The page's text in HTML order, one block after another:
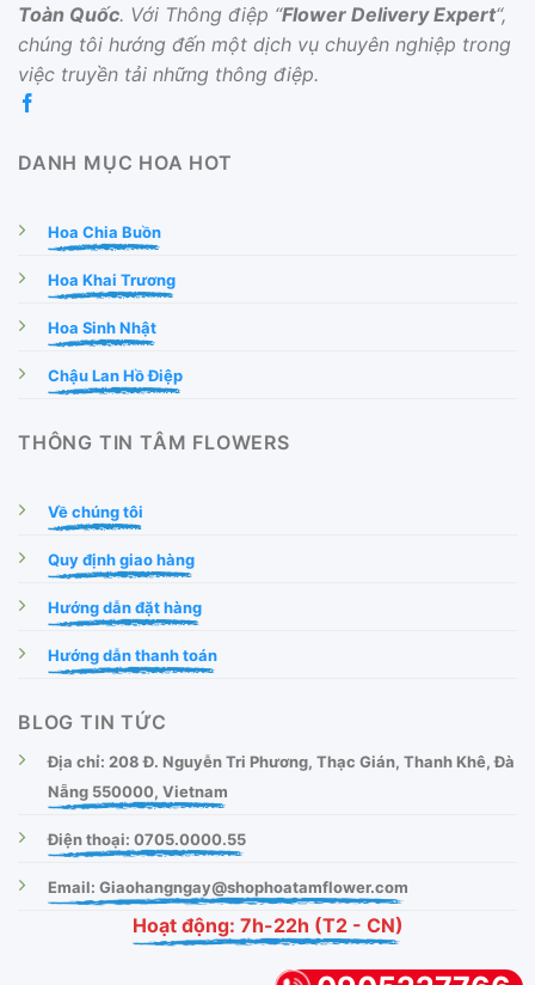
Toàn Quốc. Với Thông điệp “Flower Delivery Expert“,
chúng tôi hướng đến một dịch vụ chuyên nghiệp trong
việc truyền tải những thông điệp.
DANH MỤC HOA HOT
Hoa Chia Buồn
Hoa Khai Trương
Hoa Sinh Nhật
Chậu Lan Hồ Điệp
THÔNG TIN TÂM FLOWERS
Về chúng tôi
Quy định giao hàng
Hướng dẫn đặt hàng
Hướng dẫn thanh toán
BLOG TIN TỨC
Địa chỉ: 208 Đ. Nguyễn Tri Phương, Thạc Gián, Thanh Khê, Đà
Nẵng 550000, Vietnam
Điện thoại: 0705.0000.55
Email: Giaohangngay@shophoatamflower.com
Hoạt động: 7h-22h (T2 - CN)